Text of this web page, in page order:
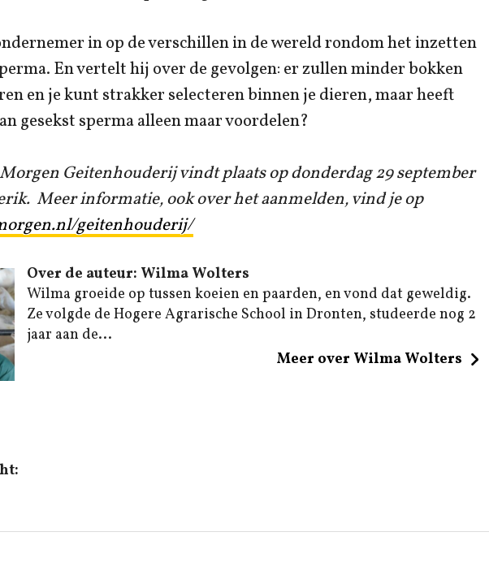
in op de verschillen in de wereld rondom het inzetten
En vertelt hij over de gevolgen: er zullen minder bokken
en je kunt strakker selecteren binnen je dieren, maar heeft
gesekst sperma alleen maar voordelen?
Geitenhouderij vindt plaats op donderdag 29 september
Meer informatie, ook over het aanmelden, vind je op
geitenhouderij/
Over de auteur: Wilma Wolters
Wilma groeide op tussen koeien en paarden, en vond dat geweldig.
Ze volgde de Hogere Agrarische School in Dronten, studeerde nog 2
jaar aan de...
Meer over Wilma Wolters